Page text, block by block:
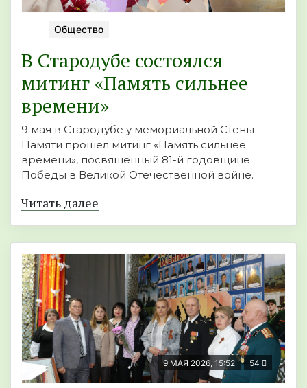
Общество
В Стародубе состоялся
митинг «Память сильнее
времени»
9 мая в Стародубе у мемориальной Стены
Памяти прошел митинг «Память сильнее
времени», посвященный 81-й годовщине
Победы в Великой Отечественной войне.
Читать далее
9 МАЯ 2026, 15:52 54